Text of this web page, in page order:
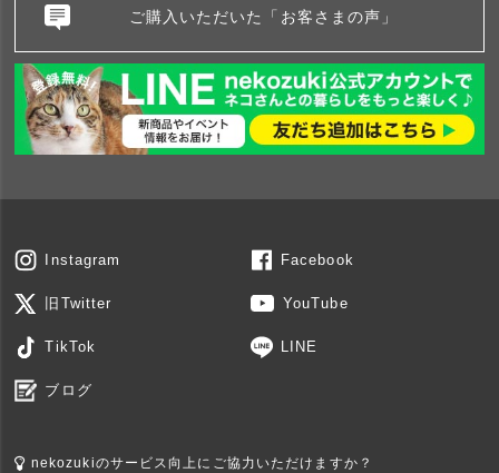
ご購入いただいた「お客さまの声」
Instagram Facebook
旧Twitter YouTube
TikTok LINE
ブログ
nekozukiのサービス向上にご協力いただけますか？